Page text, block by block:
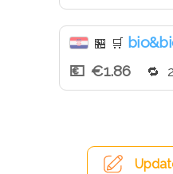
🏪 🛒
€1.86